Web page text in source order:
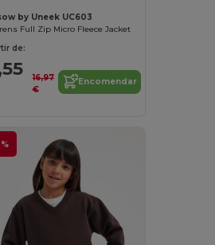
by Uneek UC603
Full Zip Micro Fleece Jacket
de:
16,97
€
Encomendar